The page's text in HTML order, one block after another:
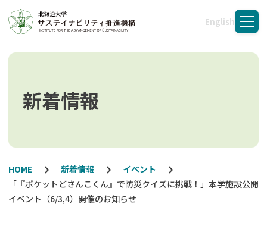
English
メニ
新着情報
HOME 新着情報
イベント
「『ポケットどさんこくん』で防災クイズに挑戦！」本学施設公開
イベント（6/3,4）開催のお知らせ